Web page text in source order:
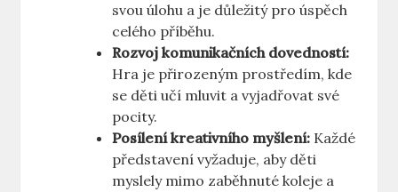
svou úlohu a je důležitý pro úspěch
celého příběhu.
Rozvoj komunikačních dovedností:
Hra je přirozeným prostředím, kde
se děti učí mluvit a vyjadřovat své
pocity.
Posílení kreativního myšlení: Každé
představení vyžaduje, aby děti
myslely mimo zaběhnuté koleje a